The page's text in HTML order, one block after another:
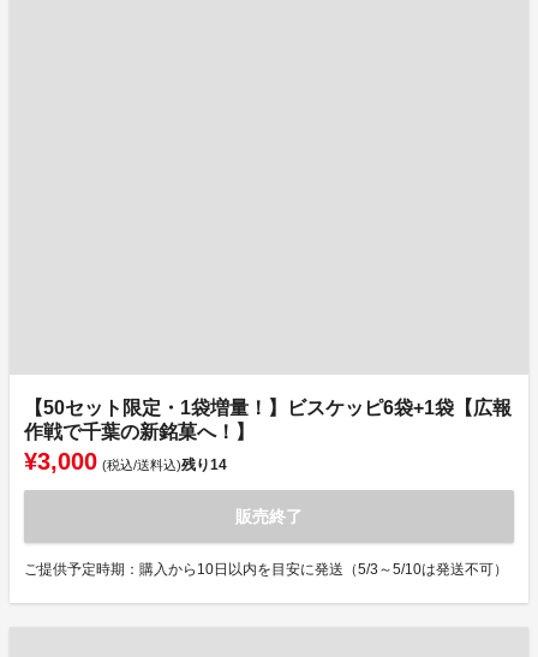
【50セット限定・1袋増量！】ビスケッピ6袋+1袋【広報
作戦で千葉の新銘菓へ！】
¥3,000 (税込/送料込)残り14
販売終了
ご提供予定時期：購入から10日以内を目安に発送（5/3～5/10は発送不可）